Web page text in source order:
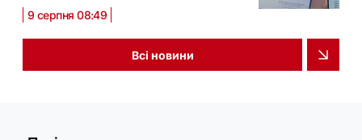
9 серпня 08:49
Всі новини